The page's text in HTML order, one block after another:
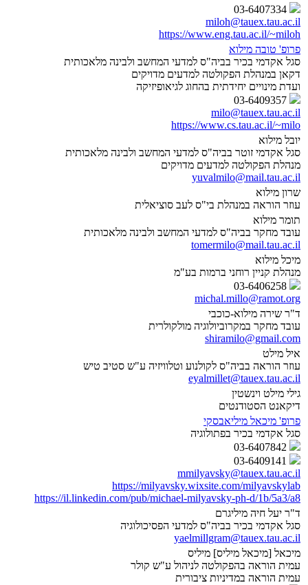
miloh@tauex.tau.ac.il
https://www.eng.tau.ac.il/~miloh
פרופ' טובה מילוא
סגל אקדמי בכיר בביה"ס למדעי המחשב ולבינה מלאכותית
דקאן במנהלת הפקולטה למדעים מדויקים
ועדת מינויים יחידתית בהחוג לגיאופיזיקה
milo@tauex.tau.ac.il
https://www.cs.tau.ac.il/~milo
יובל מילוא
סגל אקדמי זוטר בביה"ס למדעי המחשב ולבינה מלאכותית
מנהלת הפקולטה למדעים מדויקים
yuvalmilo@mail.tau.ac.il
שרון מילוא
עוזר הוראה במנהלת בי"ס לעב סוציאלית
תומר מילוא
עובד מחקר בביה"ס למדעי המחשב ולבינה מלאכותית
tomermilo@mail.tau.ac.il
מיכל מילוא
מנהלת קניין רוחני ברמות בע"מ
michal.millo@ramot.org
ד"ר שירה מילוא-כוכבי
עובד מחקר במקרוביולוגיה מולקולרית
shiramilo@gmail.com
איל מילט
עוזר הוראה בביה"ס לקולנוע וטלוויזיה ע"ש סטיב טיש
eyalmillet@tauex.tau.ac.il
גילי מילט וינשטין
דיקאנט הסטודנטים
פרופ' מיכאל מיליאבסקי
סגל אקדמי בכיר בפתולוגיה
mmilyavsky@tauex.tau.ac.il
https://milyavsky.wixsite.com/milyavskylab
https://il.linkedin.com/pub/michael-milyavsky-ph-d/1b/5a3/a8
ד"ר יעל חיה מיליגרם
סגל אקדמי בכיר בביה"ס למדעי הפסיכולוגיה
yaelmillgram@tauex.tau.ac.il
מיכאל [מיכאל מיליס] מיליס
עמית הוראה בהפקולטה לניהול ע"ש קולר
עמית הוראה במדיניות ציבורית